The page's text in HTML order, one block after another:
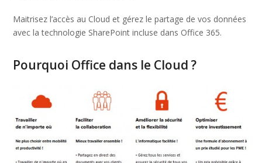
Maitrisez l’accès au Cloud et gérez le partage de vos données
avec la technologie SharePoint incluse dans Office 365.
Pourquoi Office dans le Cloud ?